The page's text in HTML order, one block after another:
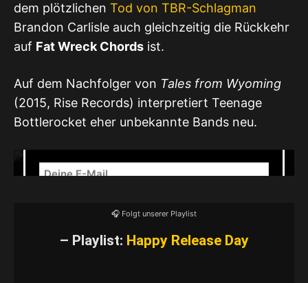
dem plötzlichen Tod von TBR-Schlagman
Brandon Carlisle auch gleichzeitig die Rückkehr
auf Fat Wreck Chords ist.
Auf dem Nachfolger von Tales from Wyoming
(2015, Rise Records) interpretiert Teenage
Bottlerocket eher unbekannte Bands neu.
Mit dem Laden des Videos akzeptierst du die
Datenschutzerklärung von YouTube.
Mehr erfahren
NEWSLETTER – Release- & Show-
🎧 Folgt unserer Playlist
– Playlist: Happy Release Day